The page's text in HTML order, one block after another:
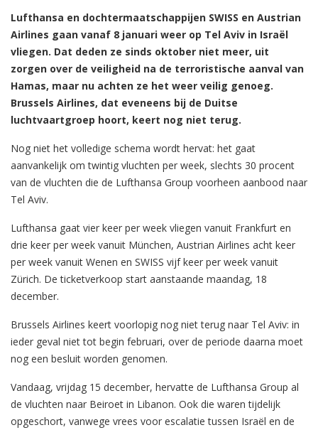
Lufthansa en dochtermaatschappijen SWISS en Austrian
Airlines gaan vanaf 8 januari weer op Tel Aviv in Israël
vliegen. Dat deden ze sinds oktober niet meer, uit
zorgen over de veiligheid na de terroristische aanval van
Hamas, maar nu achten ze het weer veilig genoeg.
Brussels Airlines, dat eveneens bij de Duitse
luchtvaartgroep hoort, keert nog niet terug.
Nog niet het volledige schema wordt hervat: het gaat
aanvankelijk om twintig vluchten per week, slechts 30 procent
van de vluchten die de Lufthansa Group voorheen aanbood naar
Tel Aviv.
Lufthansa gaat vier keer per week vliegen vanuit Frankfurt en
drie keer per week vanuit München, Austrian Airlines acht keer
per week vanuit Wenen en SWISS vijf keer per week vanuit
Zürich. De ticketverkoop start aanstaande maandag, 18
december.
Brussels Airlines keert voorlopig nog niet terug naar Tel Aviv: in
ieder geval niet tot begin februari, over de periode daarna moet
nog een besluit worden genomen.
Vandaag, vrijdag 15 december, hervatte de Lufthansa Group al
de vluchten naar Beiroet in Libanon. Ook die waren tijdelijk
opgeschort, vanwege vrees voor escalatie tussen Israël en de